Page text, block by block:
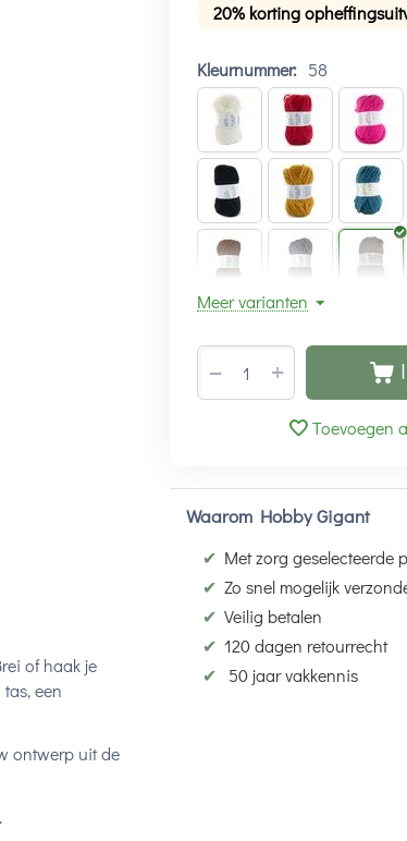
20% korting
Kleurnummer: 58
Meer varianten
+
−
Toevoegen
Waarom Hobby Gigant
✔ Met zorg geselecteerde
✔ Zo snel mogelijk
✔ Veilig betalen
✔ 120 dagen retourrecht
✔
50 jaar vakkennis
of haak je
een
ontwerp uit de